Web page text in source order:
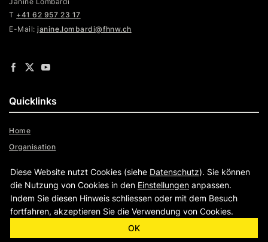
T +41 62 957 23 17
E-Mail:janine.lombardi@fhnw.ch
Quicklinks
Home
Organisation
Impressum
Diese Website nutzt Cookies (siehe Datenschutz). Sie können
die Nutzung von Cookies in den Einstellungen anpassen.
Indem Sie diesen Hinweis schliessen oder mit dem Besuch
fortfahren, akzeptieren Sie die Verwendung von Cookies.
OK